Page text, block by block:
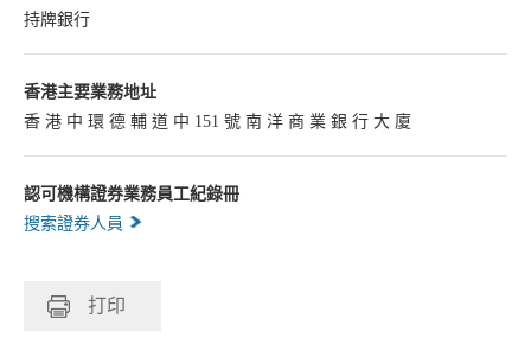
持牌銀行
香港主要業務地址
香 港 中 環 德 輔 道 中 151 號 南 洋 商 業 銀 行 大 廈
認可機構證券業務員工紀錄冊
搜索證券人員
打印